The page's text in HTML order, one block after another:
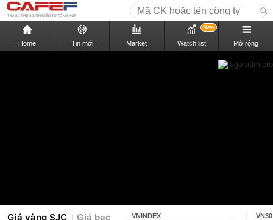
Home Tin mới Market Watch list
New
Mở rộng
Giá vàng SJC Giá bạc VNINDEX VN30